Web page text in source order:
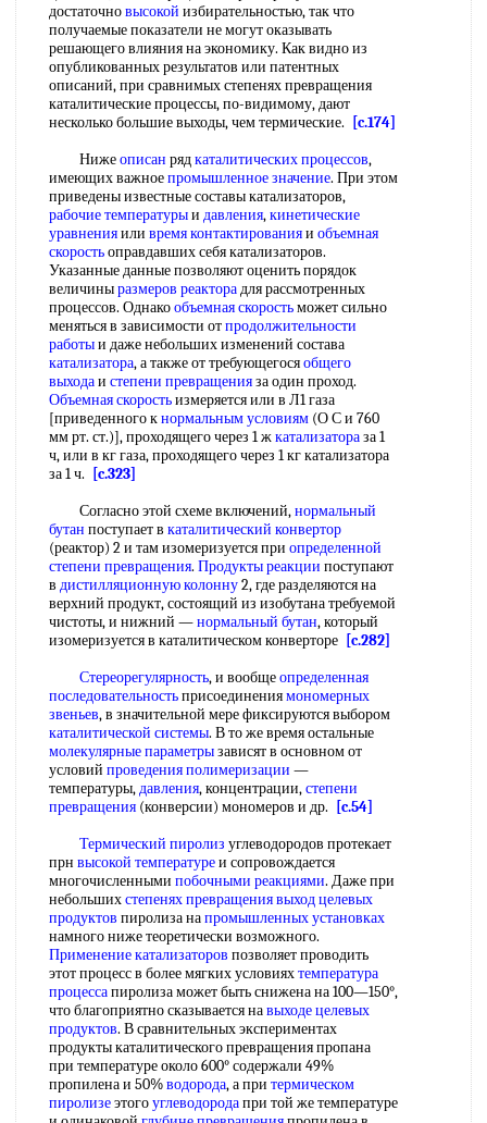
достаточновысокой избирательностью, так что
получаемые показатели не могут оказывать
решающего влияния на экономику. Как видно из
опубликованных результатов или патентных
описаний, при сравнимых степенях превращения
каталитические процессы, по-видимому, дают
несколько большие выходы, чем термические.
[c.174]
Нижеописан рядкаталитических процессов,
имеющих важноепромышленное значение. При этом
приведены известные составы катализаторов,
рабочие температурыи давления,кинетические
уравненияили время контактированияи объемная
скоростьоправдавших себя катализаторов.
Указанные данные позволяют оценить порядок
величиныразмеров реакторадля рассмотренных
процессов. Однакообъемная скоростьможет сильно
меняться в зависимости отпродолжительности
работыи даже небольших изменений состава
катализатора, а также от требующегосяобщего
выходаи степени превращенияза один проход.
Объемная скоростьизмеряется или в Л1 газа
[приведенного кнормальным условиям (О С и 760
мм рт. ст.)], проходящего через 1 жкатализатораза 1
ч, или в кг газа, проходящего через 1 кг катализатора
за 1 ч.
[c.323]
Согласно этой схеме включений,нормальный
бутан поступает в каталитический конвертор
(реактор) 2 и там изомеризуется при определенной
степени превращения. Продукты реакции поступают
в дистилляционную колонну2, где разделяются на
верхний продукт, состоящий из изобутана требуемой
чистоты, и нижний —нормальный бутан, который
изомеризуется в каталитическом конверторе [c.282]
Стереорегулярность, и вообщеопределенная
последовательностьприсоединениямономерных
звеньев, в значительной мере фиксируются выбором
каталитической системы. В то же время остальные
молекулярные параметрызависят в основном от
условий проведения полимеризации —
температуры,давления, концентрации,степени
превращения (конверсии) мономеров и др.
[c.54]
Термический пиролиз углеводородов протекает
прн высокой температуреи сопровождается
многочисленными побочными реакциями. Даже при
небольшихстепенях превращениявыход целевых
продуктов пиролиза напромышленных установках
намного ниже теоретически возможного.
Применение катализаторов позволяет проводить
этот процесс в более мягких условияхтемпература
процессапиролиза может быть снижена на 100—150°,
что благоприятно сказывается навыходе целевых
продуктов. В сравнительных экспериментах
продукты каталитического превращения пропана
при температуре около 600° содержали 49%
пропилена и 50%водорода, а при термическом
пиролизеэтогоуглеводородапри той же температуре